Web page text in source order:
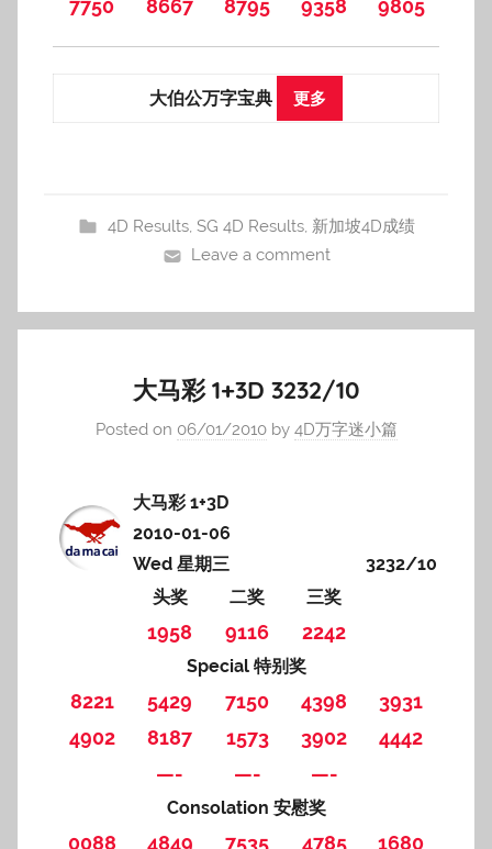
7750
8667 8795 9358 9805
大伯公万字宝典 更多
4D Results, SG 4D Results, 新加坡4D成绩
Leave a comment
大马彩 1+3D 3232/10
Posted on 06/01/2010by 4D万字迷小篇
大马彩 1+3D
2010-01-06
Wed 星期三
3232/10
头奖
二奖 三奖
1958 9116 2242
Special 特别奖
8221 5429 7150 4398
3931
4902
8187 1573 3902
4442
—-
—- —-
Consolation 安慰奖
0088 4849 7535 4785 1680